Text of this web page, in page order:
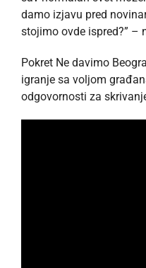
damo izjavu pred
stojimo ovde ispred?” –
Pokret Ne davimo
igranje sa voljom
odgovornosti za